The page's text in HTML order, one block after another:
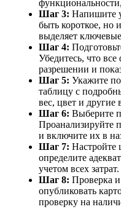
Шаг 3: Напишите
быть короткое, но
выделяет
Шаг 4:
Убедитесь, что
разрешении и
Шаг 5: Укажите
таблицу с
вес, цвет и другие
Шаг 6: Выберите
Проанализируйте
и включите их в
Шаг 7: Настройте
определите
учетом всех затрат.
Шаг 8: Проверка
опубликовать
проверку на